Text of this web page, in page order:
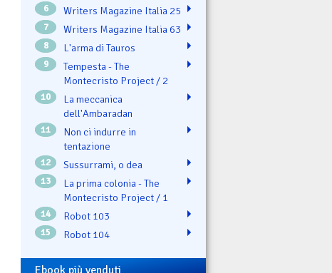
6 Writers Magazine Italia 25
7 Writers Magazine Italia 63
8 L'arma di Tauros
9
Tempesta - The
Montecristo Project / 2
10
La meccanica
dell'Ambaradan
11
Non ci indurre in
tentazione
12 Sussurrami, o dea
13
La prima colonia - The
Montecristo Project / 1
14 Robot 103
15 Robot 104